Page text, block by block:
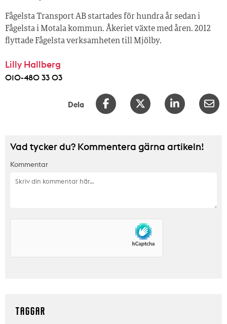
Fågelsta Transport AB startades för hundra år sedan i
Fågelsta i Motala kommun. Åkeriet växte med åren. 2012
flyttade Fågelsta verksamheten till Mjölby.
Lilly Hallberg
010-480 33 03
Dela
Vad tycker du? Kommentera gärna artikeln!
Kommentar
TAGGAR